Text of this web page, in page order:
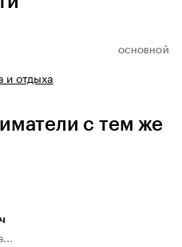
ОСНОВНОЙ
и отдыха
с тем же